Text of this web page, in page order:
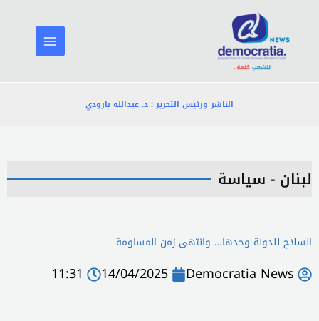
المحتوى
الناشر ورئيس التحرير : د. عبدالله بارودي
لبنان - سياسة
السلاح للدولة وحدها… وانتهى زمن المساومة
Democratia News
14/04/2025
11:31